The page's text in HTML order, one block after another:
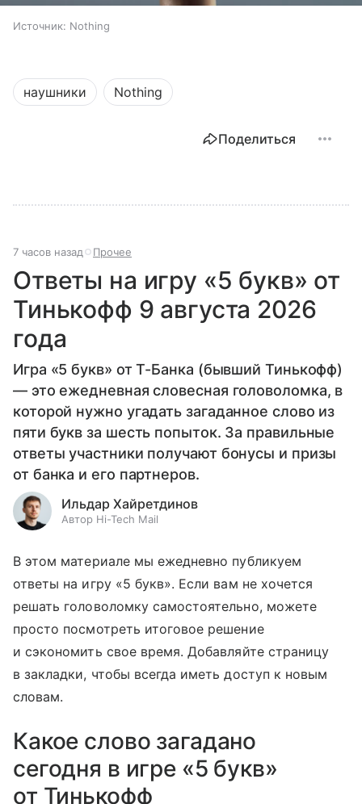
Источник: Nothing
наушники Nothing
Поделиться
7 часов назад Прочее
Ответы на игру «5 букв» от
Тинькофф 9 августа 2026
года
Игра «5 букв» от Т-Банка (бывший Тинькофф)
— это ежедневная словесная головоломка, в
которой нужно угадать загаданное слово из
пяти букв за шесть попыток. За правильные
ответы участники получают бонусы и призы
от банка и его партнеров.
Ильдар Хайретдинов
Автор Hi-Tech Mail
В этом материале мы ежедневно публикуем
ответы на игру «5 букв». Если вам не хочется
решать головоломку самостоятельно, можете
просто посмотреть итоговое решение
и сэкономить свое время. Добавляйте страницу
в закладки, чтобы всегда иметь доступ к новым
словам.
Какое слово загадано
сегодня в игре «5 букв»
от Тинькофф